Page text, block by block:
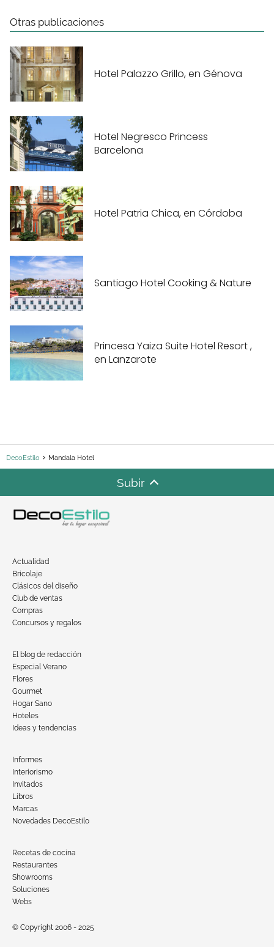
Otras publicaciones
Hotel Palazzo Grillo, en Génova
Hotel Negresco Princess
Barcelona
Hotel Patria Chica, en Córdoba
Santiago Hotel Cooking & Nature
Princesa Yaiza Suite Hotel Resort ,
en Lanzarote
DecoEstilo Mandala Hotel
Subir
Actualidad
Bricolaje
Clásicos del diseño
Club de ventas
Compras
Concursos y regalos
El blog de redacción
Especial Verano
Flores
Gourmet
Hogar Sano
Hoteles
Ideas y tendencias
Informes
Interiorismo
Invitados
Libros
Marcas
Novedades DecoEstilo
Recetas de cocina
Restaurantes
Showrooms
Soluciones
Webs
© Copyright 2006 - 2025